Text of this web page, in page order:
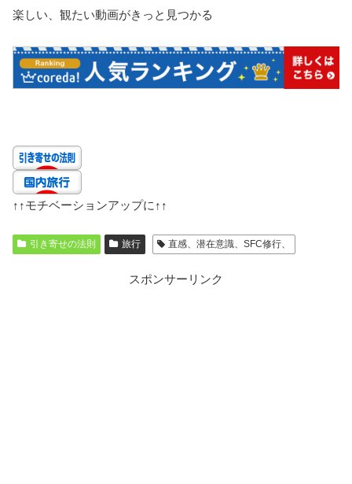
楽しい、観たい動画がきっと見つかる
↑↑モチベーションアップに ↑↑
引き寄せの法則 旅行 直感、潜在意識、SFC修行、
スポンサーリンク